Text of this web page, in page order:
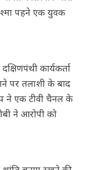
पहने एक युवक
कार्यकर्ता
पर तलाशी के बाद
ने एक टीवी चैनल के
ने आरोपी को